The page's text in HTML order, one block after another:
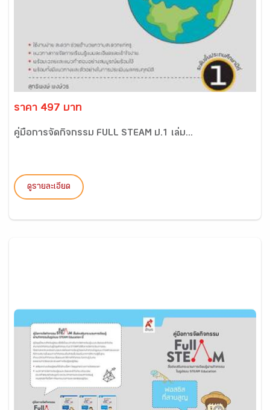
ราคา 497 บาท
คู่มือการจัดกิจกรรม FULL STEAM ป.1 เล่ม...
ดูรายละเอียด